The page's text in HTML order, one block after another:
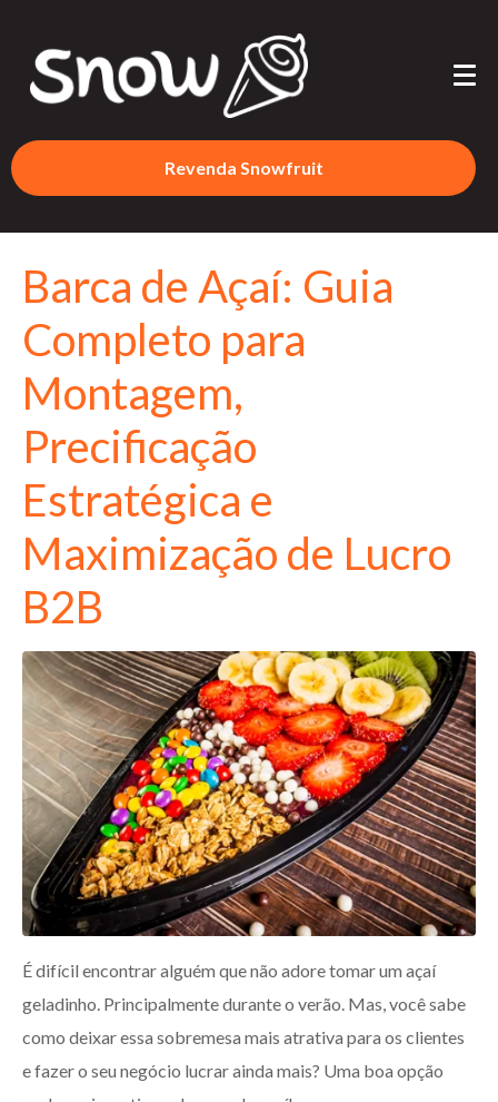
Revenda Snowfruit
Barca de Açaí: Guia
Completo para
Montagem,
Precificação
Estratégica e
Maximização de Lucro
B2B
É difícil encontrar alguém que não adore tomar um açaí
geladinho. Principalmente durante o verão. Mas, você sabe
como deixar essa sobremesa mais atrativa para os clientes
e fazer o seu negócio lucrar ainda mais? Uma boa opção